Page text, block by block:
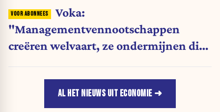
Voka:
"Managementvennootschappen
creëren welvaart, ze ondermijnen die
AL HET NIEUWS UIT ECONOMIE